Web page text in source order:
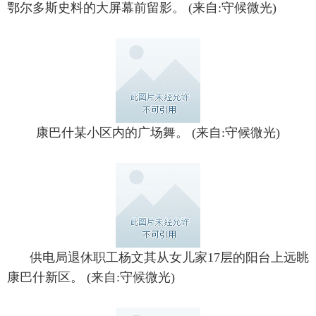
鄂尔多斯史料的大屏幕前留影。 (来自:守候微光)
康巴什某小区内的广场舞。 (来自:守候微光)
供电局退休职工杨文其从女儿家17层的阳台上远眺
康巴什新区。 (来自:守候微光)